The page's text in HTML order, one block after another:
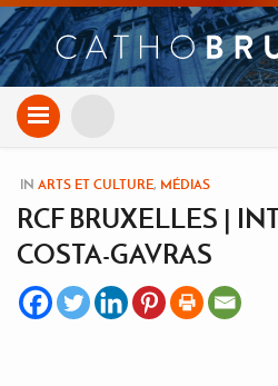
Aller
au
IN ARTS ET CULTURE, MÉDIAS
RCF BRUXELLES |
COSTA-GAVRAS